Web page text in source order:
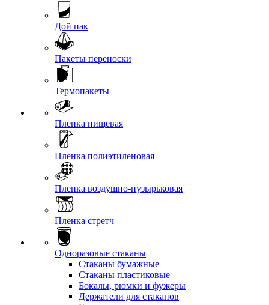
Дой пак
Пакеты переноски
Термопакеты
Пленка пищевая
Пленка полиэтиленовая
Пленка воздушно-пузырьковая
Пленка стретч
Одноразовые стаканы
Стаканы бумажные
Стаканы пластиковые
Бокалы, рюмки и фужеры
Держатели для стаканов